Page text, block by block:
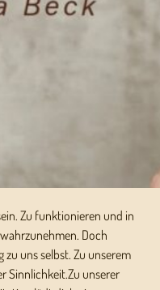
Zu funktionieren und in
Doch
uns selbst. Zu unserem
Sinnlichkeit.Zu unserer